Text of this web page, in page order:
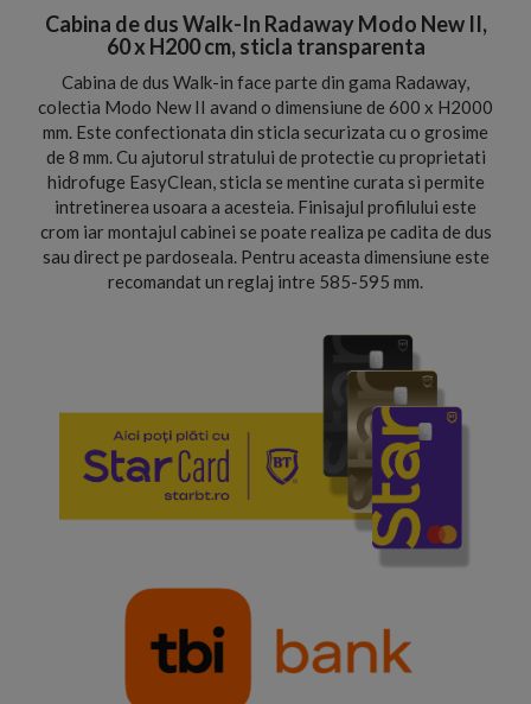
Cabina de dus Walk-In Radaway Modo New II,
60 x H200 cm, sticla transparenta
Cabina de dus Walk-in face parte din gama Radaway,
colectia Modo New II avand o dimensiune de 600 x H2000
mm. Este confectionata din sticla securizata cu o grosime
de 8 mm. Cu ajutorul stratului de protectie cu proprietati
hidrofuge EasyClean, sticla se mentine curata si permite
intretinerea usoara a acesteia. Finisajul profilului este
crom iar montajul cabinei se poate realiza pe cadita de dus
sau direct pe pardoseala. Pentru aceasta dimensiune este
recomandat un reglaj intre 585-595 mm.